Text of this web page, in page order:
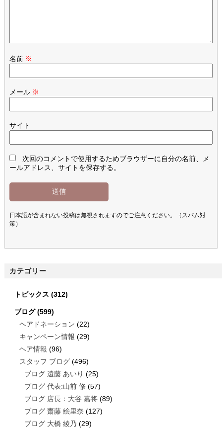
名前 ※
メール ※
サイト
次回のコメントで使用するためブラウザーに自分の名前、メ
ールアドレス、サイトを保存する。
日本語が含まれない投稿は無視されますのでご注意ください。（スパム対
策）
カテゴリー
トピックス (312)
ブログ(599)
ヘアドネーション (22)
キャンペーン情報 (29)
ヘア情報 (96)
スタッフ ブログ(496)
ブログ 遠藤 あいり (25)
ブログ 代表:山前 修 (57)
ブログ 店長：大谷 嘉将(89)
ブログ 齋藤 絵里奈 (127)
ブログ 大橋 綾乃 (29)